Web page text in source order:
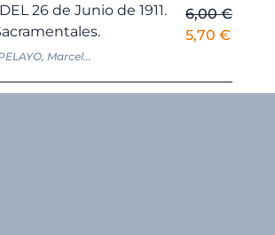
8,00 €.7,60 €.
26 de Junio de 1911.
Marcel...
6,00€
El
era:
5,70 €
es: